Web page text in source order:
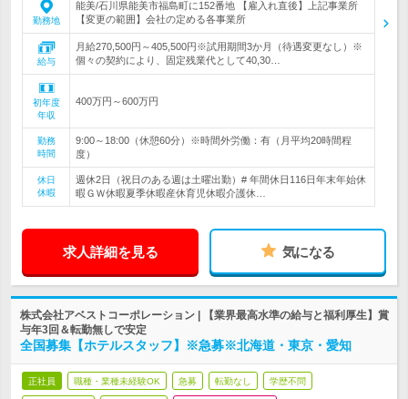
勤務地
能美/石川県能美市福島町に152番地 【雇入れ直後】上記事業所
【変更の範囲】会社の定める各事業所
給与
月給270,500円～405,500円※試用期間3か月（待遇変更なし）※
個々の契約により、固定残業代として40,30…
初年度
年収
400万円～600万円
勤務
時間
9:00～18:00（休憩60分）※時間外労働：有（月平均20時間程
度）
休日
休暇
週休2日（祝日のある週は土曜出勤）# 年間休日116日年末年始休
暇ＧＷ休暇夏季休暇産休育児休暇介護休…
求人詳細を見る 気になる
株式会社アベストコーポレーション | 【業界最高水準の給与と福利厚生】賞
与年3回＆転勤無しで安定
全国募集【ホテルスタッフ】※急募※北海道・東京・愛知
正社員 職種・業種未経験OK 急募 転勤なし 学歴不問